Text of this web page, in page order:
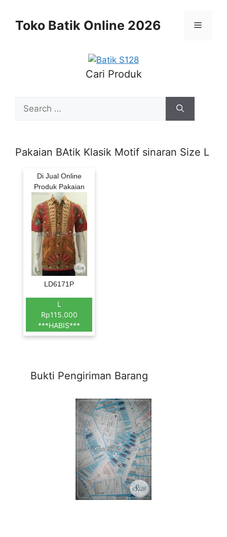
contentToko Batik Online 2026 Menu
Cari Produk
for:
Pakaian BAtik Klasik Motif sinaran Size L
Di Jual Online
Produk Pakaian
LD6171P
L
Rp115.000
***HABIS***
Bukti Pengiriman Barang